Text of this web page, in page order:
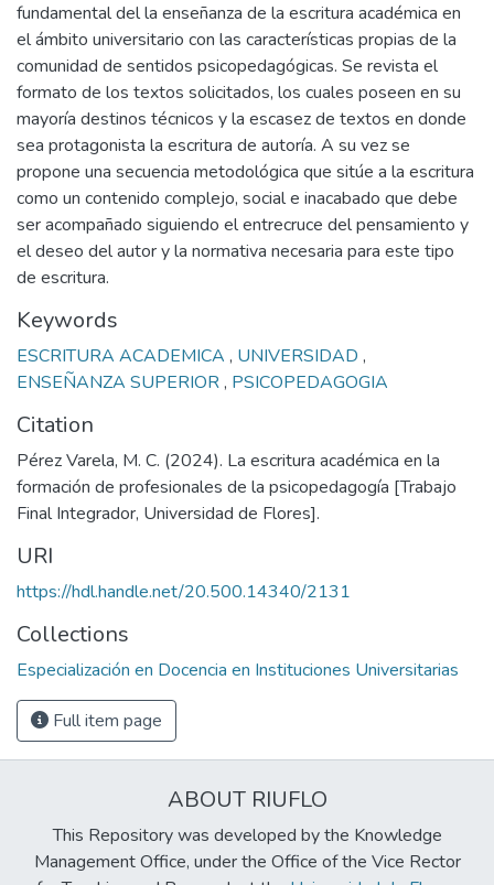
fundamental del la enseñanza de la escritura académica en
el ámbito universitario con las características propias de la
comunidad de sentidos psicopedagógicas. Se revista el
formato de los textos solicitados, los cuales poseen en su
mayoría destinos técnicos y la escasez de textos en donde
sea protagonista la escritura de autoría. A su vez se
propone una secuencia metodológica que sitúe a la escritura
como un contenido complejo, social e inacabado que debe
ser acompañado siguiendo el entrecruce del pensamiento y
el deseo del autor y la normativa necesaria para este tipo
de escritura.
Keywords
ESCRITURA ACADEMICA , UNIVERSIDAD ,
ENSEÑANZA SUPERIOR, PSICOPEDAGOGIA
Citation
Pérez Varela, M. C. (2024). La escritura académica en la
formación de profesionales de la psicopedagogía [Trabajo
Final Integrador, Universidad de Flores].
URI
https://hdl.handle.net/20.500.14340/2131
Collections
Especialización en Docencia en Instituciones Universitarias
Full item page
ABOUT RIUFLO
This Repository was developed by the Knowledge
Management Office, under the Office of the Vice Rector